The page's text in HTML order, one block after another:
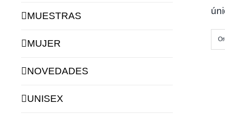
MUESTRAS
MUJER
NOVEDADES
UNISEX